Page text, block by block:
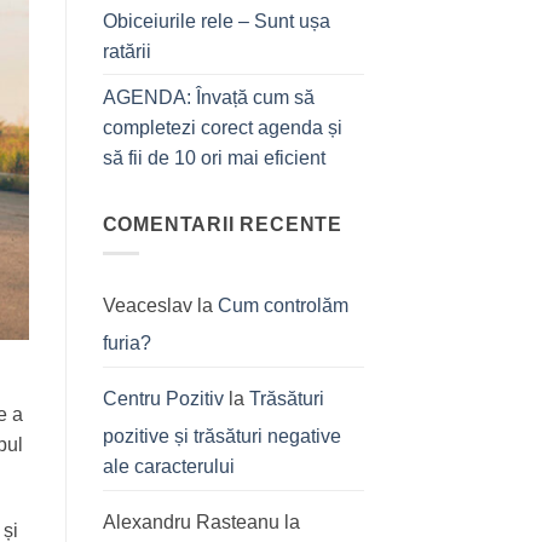
a
Obiceiurile rele – Sunt ușa
ratării
AGENDA: Învață cum să
completezi corect agenda și
să fii de 10 ori mai eficient
COMENTARII RECENTE
Veaceslavla Cum controlăm
furia?
Centru Pozitivla Trăsături
pozitive și trăsături negative
ale caracterului
Alexandru Rasteanu la